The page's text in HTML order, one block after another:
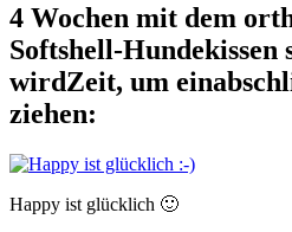
4 Wochen mit dem
Softshell-Hundekissen
wirdZeit, um
ziehen:
Happy ist glücklich 🙂